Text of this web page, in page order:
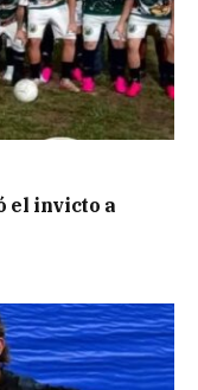
el invicto a